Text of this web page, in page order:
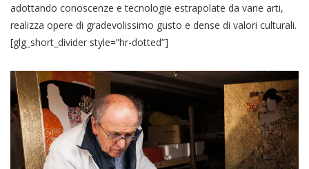
adottando conoscenze e tecnologie estrapolate da varie arti,
realizza opere di gradevolissimo gusto e dense di valori culturali.
[glg_short_divider style=”hr-dotted”]